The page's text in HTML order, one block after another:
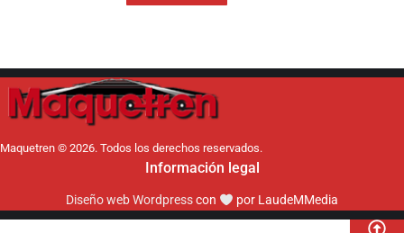
Maquetren © 2026. Todos los derechos reservados.
Información legal
Diseño web Wordpresscon por LaudeMMedia